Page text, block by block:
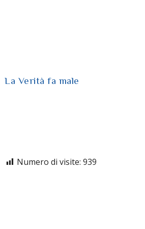
La Verità fa male
Numero di visite: 939